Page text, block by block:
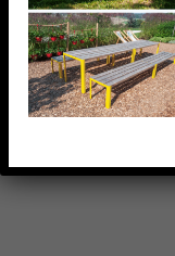
polyvalente.
naturellement un
repas en plein air